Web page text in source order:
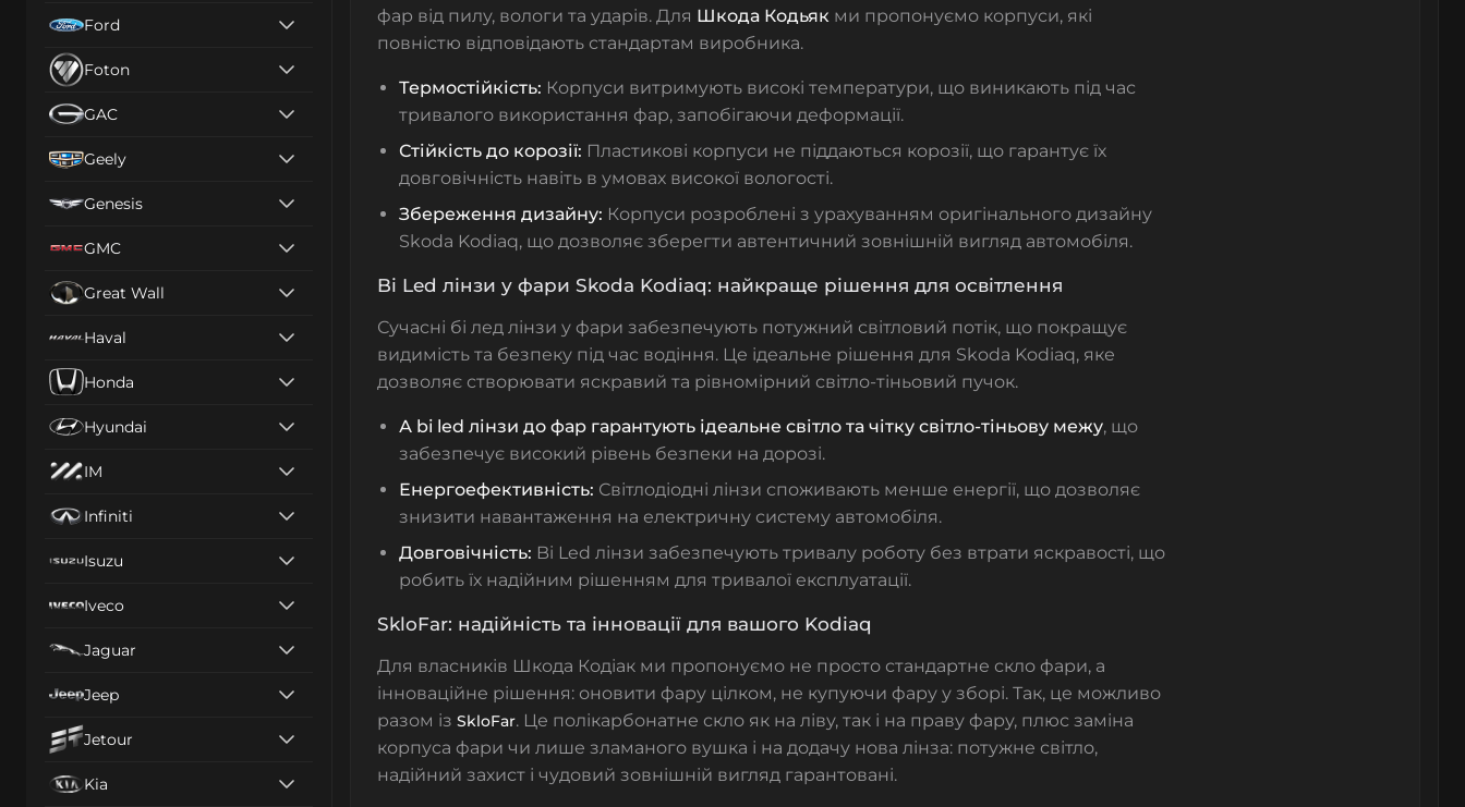
Ford
Foton
GAC
Geely
Genesis
GMC
Great Wall
Haval
Honda
Hyundai
IM
Infiniti
Isuzu
Iveco
Jaguar
Jeep
Jetour
Kia
фар від пилу, вологи та ударів. Для Шкода Кодьяк ми пропонуємо корпуси, які
повністю відповідають стандартам виробника.
Термостійкість: Корпуси витримують високі температури, що виникають під час
тривалого використання фар, запобігаючи деформації.
Стійкість до корозії: Пластикові корпуси не піддаються корозії, що гарантує їх
довговічність навіть в умовах високої вологості.
Збереження дизайну: Корпуси розроблені з урахуванням оригінального дизайну
Skoda Kodiaq, що дозволяє зберегти автентичний зовнішній вигляд автомобіля.
Bi Led лінзи у фари Skoda Kodiaq: найкраще рішення для освітлення
Сучасні бі лед лінзи у фари забезпечують потужний світловий потік, що покращує
видимість та безпеку під час водіння. Це ідеальне рішення для Skoda Kodiaq, яке
дозволяє створювати яскравий та рівномірний світло-тіньовий пучок.
А bi led лінзи до фар гарантують ідеальне світло та чітку світло-тіньову межу, що
забезпечує високий рівень безпеки на дорозі.
Енергоефективність: Світлодіодні лінзи споживають менше енергії, що дозволяє
знизити навантаження на електричну систему автомобіля.
Довговічність: Bi Led лінзи забезпечують тривалу роботу без втрати яскравості, що
робить їх надійним рішенням для тривалої експлуатації.
SkloFar: надійність та інновації для вашого Kodiaq
Для власників Шкода Кодіак ми пропонуємо не просто стандартне скло фари, а
інноваційне рішення: оновити фару цілком, не купуючи фару у зборі. Так, це можливо
разом із SkloFar. Це полікарбонатне скло як на ліву, так і на праву фару, плюс заміна
корпуса фари чи лише зламаного вушка і на додачу нова лінза: потужне світло,
надійний захист і чудовий зовнішній вигляд гарантовані.